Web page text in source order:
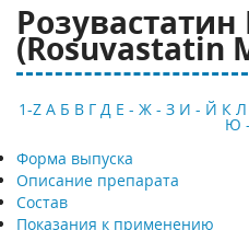
(Rosuvastatin
1-Z А Б В Г Д Е - Ж - З И - Й К Л
Ю
Форма выпуска
Описание препарата
Состав
Показания к применению